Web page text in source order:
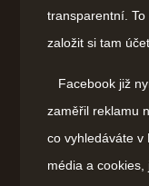
transparentní.
založit si tam
Facebook již
zaměřil reklamu
co vyhledáváte v
média a